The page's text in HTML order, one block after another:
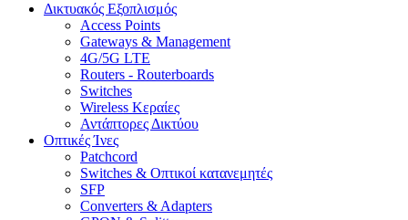
Δικτυακός Εξοπλισμός
Access Points
Gateways & Management
4G/5G LTE
Routers - Routerboards
Switches
Wireless Κεραίες
Αντάπτορες Δικτύου
Οπτικές Ίνες
Patchcord
Switches & Οπτικοί κατανεμητές
SFP
Converters & Adapters